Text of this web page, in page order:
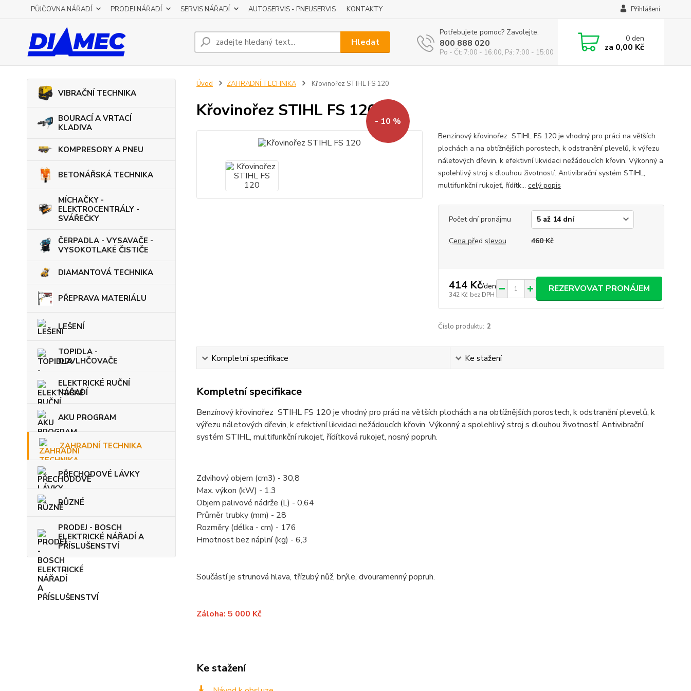
PŮJČOVNA NÁŘADÍ PRODEJ NÁŘADÍ SERVIS NÁŘADÍ AUTOSERVIS - PNEUSERVIS KONTAKTY Přihlášení
Hledat
Potřebujete pomoc? Zavolejte.
800 888 020
Po - Čt: 7:00 - 16:00, Pá: 7:00 - 15:00
0den
za 0,00 Kč
VIBRAČNÍ TECHNIKA
BOURACÍ A VRTACÍ
KLADIVA
KOMPRESORY A PNEU
BETONÁŘSKÁ TECHNIKA
MÍCHAČKY -
ELEKTROCENTRÁLY -
SVÁŘEČKY
ČERPADLA - VYSAVAČE -
VYSOKOTLAKÉ ČISTIČE
DIAMANTOVÁ TECHNIKA
PŘEPRAVA MATERIÁLU
LEŠENÍ
TOPIDLA -
ODVLHČOVAČE
ELEKTRICKÉ RUČNÍ
NÁŘADÍ
AKU PROGRAM
ZAHRADNÍ TECHNIKA
PŘECHODOVÉ LÁVKY
RŮZNÉ
PRODEJ - BOSCH
ELEKTRICKÉ NÁŘADÍ A
PŘÍSLUŠENSTVÍ
Úvod ZAHRADNÍ TECHNIKA Křovinořez STIHL FS 120
Křovinořez STIHL FS 120
- 10 %
Benzínový křovinořez STIHL FS 120 je vhodný pro práci na větších
plochách a na obtížnějších porostech, k odstranění plevelů, k výřezu
náletových dřevin, k efektivní likvidaci nežádoucích křovin. Výkonný a
spolehlivý stroj s dlouhou životností. Antivibrační systém STIHL,
multifunkční rukojeť, řídítk... celý popis
Počet dní pronájmu
Cena před slevou 460 Kč
414 Kč/den
342 Kč bez DPH
REZERVOVAT PRONÁJEM
Číslo produktu: 2
Kompletní specifikace Ke stažení
Kompletní specifikace
Benzínový křovinořez STIHL FS 120 je vhodný pro práci na větších plochách a na obtížnějších porostech, k odstranění plevelů, k
výřezu náletových dřevin, k efektivní likvidaci nežádoucích křovin. Výkonný a spolehlivý stroj s dlouhou životností. Antivibrační
systém STIHL, multifunkční rukojeť, řídítková rukojeť, nosný popruh.
Zdvihový objem (cm3) - 30,8
Max. výkon (kW) - 1.3
Objem palivové nádrže (L) - 0,64
Průměr trubky (mm) - 28
Rozměry (délka - cm) - 176
Hmotnost bez náplní (kg) - 6,3
Součástí je strunová hlava, třízubý nůž, brýle, dvouramenný popruh.
Záloha: 5 000 Kč
Ke stažení